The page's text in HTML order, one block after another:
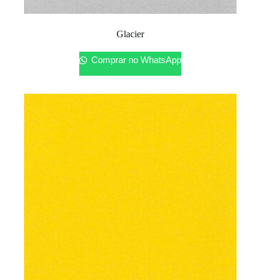
Glacier
Comprar no WhatsApp